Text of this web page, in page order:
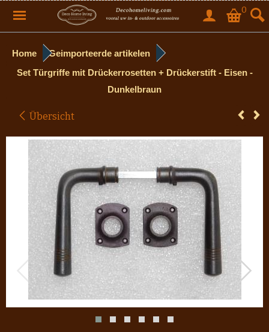
0
Home
Geimporteerde artikelen
Set Türgriffe mit Drückerrosetten + Drückerstift - Eisen -
Dunkelbraun
Übersicht